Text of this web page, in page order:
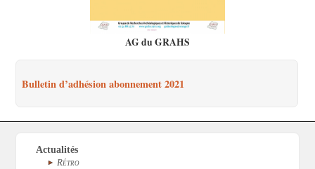
AG du GRAHS
Bulletin d’adhésion abonnement 2021
Actualités
Rétro